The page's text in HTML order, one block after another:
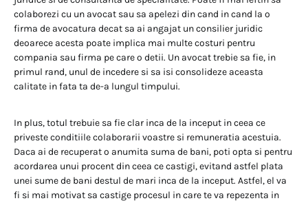
colaborezi cu un avocat sau sa apelezi din cand in cand la o
firma de avocatura decat sa ai angajat un consilier juridic
deoarece acesta poate implica mai multe costuri pentru
compania sau firma pe care o detii. Un avocat trebie sa fie, in
primul rand, unul de incedere si sa isi consolideze aceasta
calitate in fata ta de-a lungul timpului.
In plus, totul trebuie sa fie clar inca de la inceput in ceea ce
priveste conditiile colaborarii voastre si remuneratia acestuia.
Daca ai de recuperat o anumita suma de bani, poti opta si pentru
acordarea unui procent din ceea ce castigi, evitand astfel plata
unei sume de bani destul de mari inca de la inceput. Astfel, el va
fi si mai motivat sa castige procesul in care te va repezenta in